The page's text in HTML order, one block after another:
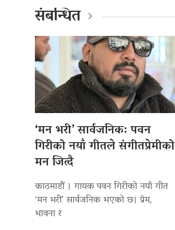
संबन्धित
‘मन भरी’ सार्वजनिक: पवन
गिरीको नयाँ गीतले संगीतप्रेमीको
मन जित्दै
काठमाडौं । गायक पवन गिरीको नयाँ गीत
‘मन भरी’ सार्वजनिक भएको छ। प्रेम,
भावना र